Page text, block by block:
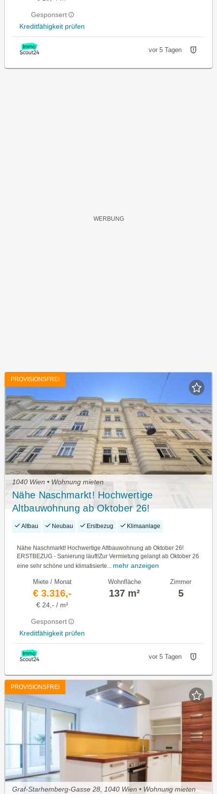
Gesponsert
Kreditfähigkeit prüfen
vor 5 Tagen
PROVISIONSFREI
1040 Wien • Wohnung mieten
Nähe Naschmarkt! Hochwertige
Altbauwohnung ab Oktober 26!
ERSTBEZUG - Sanierung läuft!
Altbau Neubau Erstbezug Klimaanlage
Nähe Naschmarkt! Hochwertige Altbauwohnung ab Oktober 26!
ERSTBEZUG - Sanierung läuft!Zur Vermietung gelangt ab Oktober 26
eine sehr schöne und klimatisierte...
mehr anzeigen
Miete / Monat
€ 3.316,-
€ 24,- / m²
Gesponsert
Kreditfähigkeit prüfen
Wohnfläche
137 m²
Zimmer
5
vor 5 Tagen
PROVISIONSFREI
Graf-Starhemberg-Gasse 28, 1040 Wien • Wohnung mieten